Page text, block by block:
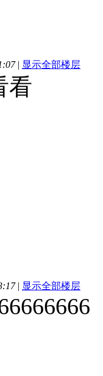
| 显示全部楼层
看
| 显示全部楼层